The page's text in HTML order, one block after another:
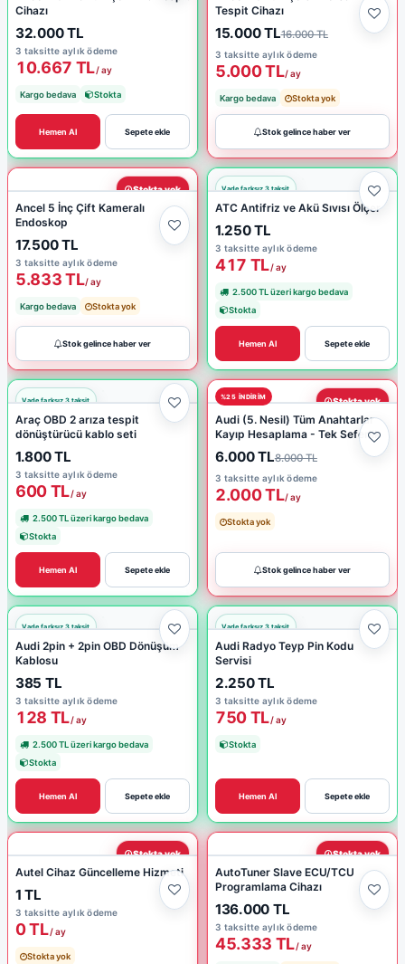
Cihazı
32.000 TL
3 taksitte aylık ödeme
10.667 TL/ ay
Kargo bedava Stokta
Sepete ekle
Hemen Al
Tespit Cihazı
15.000 TL16.000 TL
3 taksitte aylık ödeme
5.000 TL/ ay
Kargo bedava Stokta yok
Stok gelince haber ver
Stokta yok
Ancel 5 İnç Çift Kameralı
Endoskop
17.500 TL
3 taksitte aylık ödeme
5.833 TL/ ay
Kargo bedava Stokta yok
Stok gelince haber ver
ATC Antifriz ve Akü Sıvısı Ölçer
1.250 TL
3 taksitte aylık ödeme
417 TL/ ay
2.500 TL üzeri kargo bedava
Stokta
Sepete ekle
Hemen Al
Araç OBD 2 arıza tespit
dönüştürücü kablo seti
1.800 TL
3 taksitte aylık ödeme
600 TL/ ay
2.500 TL üzeri kargo bedava
Stokta
Sepete ekle
Hemen Al
%25 INDIRIM Stokta yok
Audi (5. Nesil) Tüm Anahtarlar
Kayıp Hesaplama - Tek Seferlik
6.000 TL8.000 TL
3 taksitte aylık ödeme
2.000 TL/ ay
Stokta yok
Stok gelince haber ver
Audi 2pin + 2pin OBD Dönüşüm
Kablosu
385 TL
3 taksitte aylık ödeme
128 TL/ ay
2.500 TL üzeri kargo bedava
Stokta
Sepete ekle
Hemen Al
Audi Radyo Teyp Pin Kodu
Servisi
2.250 TL
3 taksitte aylık ödeme
750 TL/ ay
Stokta
Sepete ekle
Hemen Al
Stokta yok
Autel Cihaz Güncelleme Hizmeti
1 TL
3 taksitte aylık ödeme
0 TL/ ay
Stokta yok
Stokta yok
AutoTuner Slave ECU/TCU
Programlama Cihazı
136.000 TL
3 taksitte aylık ödeme
45.333 TL/ ay